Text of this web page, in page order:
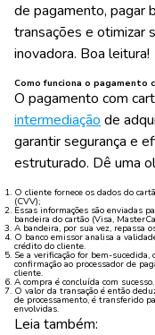
de pagamento, pagar
transações e otimizar
inovadora. Boa leitura!
Como funciona o pagamento
O pagamento com
intermediação de
garantir segurança e
estruturado. Dê uma
O cliente fornece os dados do
(CVV);
Essas informações são enviadas
bandeira do cartão (Visa,
A bandeira, por sua vez, repassa
O banco emissor analisa a
crédito do cliente.
Se a verificação for bem-
confirmação ao processador de
cliente.
A compra é concluída com sucesso.
O valor da transação é então
de processamento, é transferido
envolvidas.
Leia também: